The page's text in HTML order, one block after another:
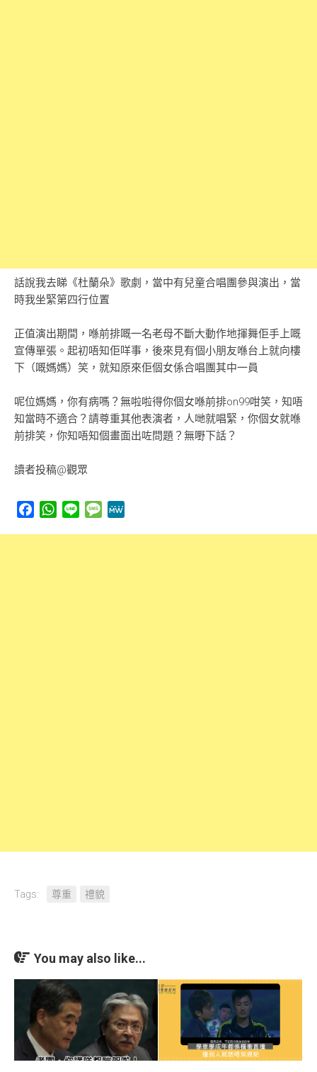
話說我去睇《杜蘭朵》歌劇，當中有兒童合唱團參與演出，當
時我坐緊第四行位置
正值演出期間，喺前排嘅一名老母不斷大動作地揮舞佢手上嘅
宣傳單張。起初唔知佢咩事，後來見有個小朋友喺台上就向樓
下（嘅媽媽）笑，就知原來佢個女係合唱團其中一員
呢位媽媽，你有病嗎？無啦啦得你個女喺前排on99咁笑，知唔
知當時不適合？請尊重其他表演者，人哋就唱緊，你個女就喺
前排笑，你知唔知個畫面出咗問題？無嘢下話？
讀者投稿@觀眾
FacebookWhatsApp
Line Message
Tags: 尊重 禮貌
You may also like...